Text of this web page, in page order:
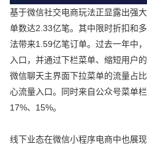
基于微信社交电商玩法正显露出强
单数达2.33亿笔。其中限时折扣和
法带来1.59亿笔订单。过去一年中
入口，并通过下栏菜单、缩短用户
微信聊天主界面下拉菜单的流量占
心流量入口。同时来自公众号菜单
17%、15%。
线下业态在微信小程序电商中也展现